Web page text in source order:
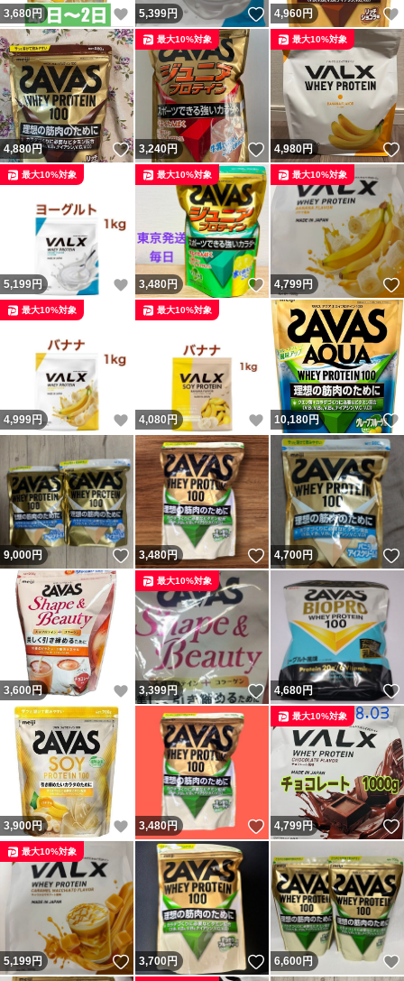
3,680円 いいね！
5,399円 いいね！
4,960円
4,880円 いいね！
3,240円 いいね！
最大10%対象
4,980円
最大10%対象
5,199円 いいね！
最大10%対象
3,480円 いいね！
最大10%対象
4,799円
最大10%対象
4,999円 いいね！
最大10%対象
4,080 円 いいね！
最大10%対象
10,180円
9,000円 いいね！
3,480円 いいね！
4,700円
3,600円 いいね！
3,399円 いいね！
最大10%対象
4,680円
3,900円 いいね！
3,480円 いいね！
4,799円
最大10%対象
5,199円 いいね！
最大10%対象
3,700円 いいね！
6,600円